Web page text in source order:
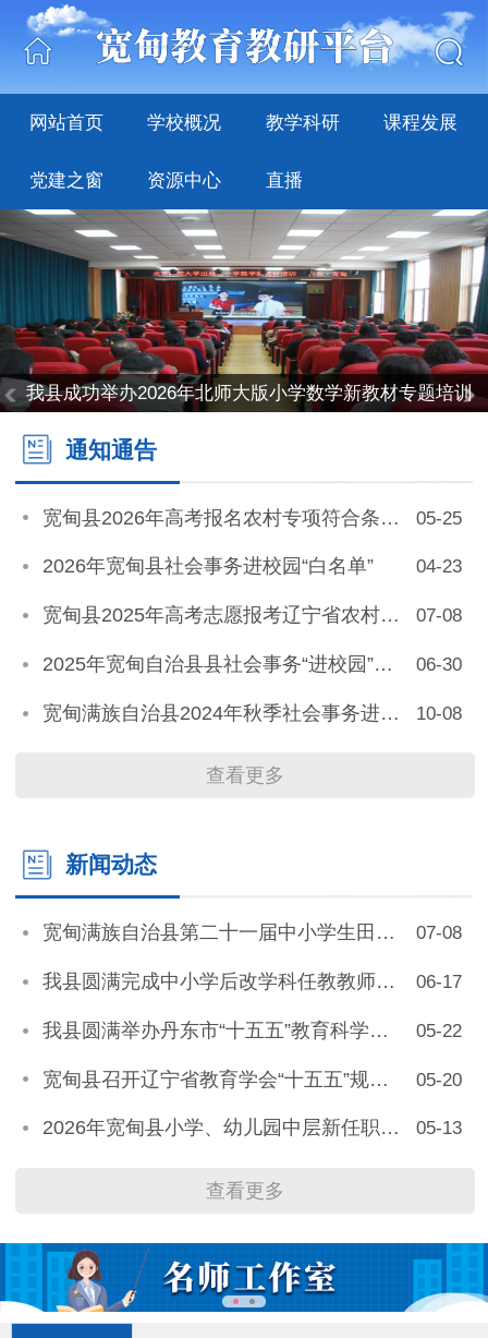
网站首页 学校概况 教学科研 课程发展
党建之窗 资源中心 直播
我县成功举办2026年北师大版小学数学新教材专题培训
通知通告
宽甸县2026年高考报名农村专项符合条件考生公示名单 05-25
2026年宽甸县社会事务进校园“白名单” 04-23
宽甸县2025年高考志愿报考辽宁省农村专项考生审核结论 07-08
2025年宽甸自治县县社会事务“进校园”白名单 06-30
宽甸满族自治县2024年秋季社会事务进校园白名单公布 10-08
查看更多
新闻动态
宽甸满族自治县第二十一届中小学生田径运动会纪实 07-08
我县圆满完成中小学后改学科任教教师专项轮训活动 06-17
我县圆满举办丹东市“十五五”教育科学规划首批立项课题开题答辩会 05-22
宽甸县召开辽宁省教育学会“十五五”规划2026年度立项课题开题交流会 05-20
2026年宽甸县小学、幼儿园中层新任职领导能力提升培训侧记 05-13
查看更多